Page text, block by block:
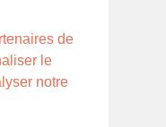
de
le
notre